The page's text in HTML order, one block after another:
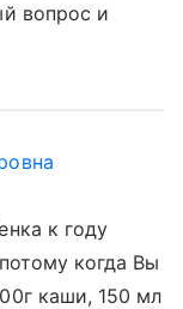
вопрос и
к году
когда Вы
каши, 150 мл